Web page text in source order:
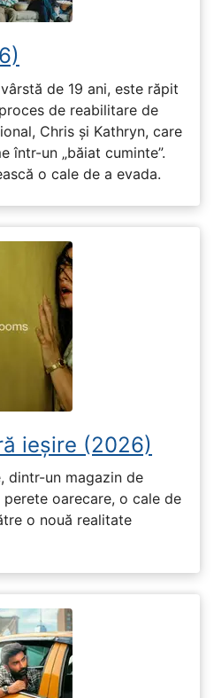
de 19 ani, este răpit
de reabilitare de
Chris și Kathryn, care
într-un „băiat cuminte”.
o cale de a evada.
ieșire (2026)
dintr-un magazin de
oarecare, o cale de
o nouă realitate